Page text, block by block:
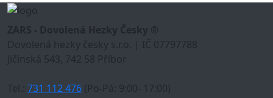
ZARS - Dovolená Hezky Česky ®
Dovolená hezky česky s.r.o. | IČ 07797788
Jičínská 543, 742 58 Příbor
Tel.: 731 112 476 (Po-Pá: 9:00- 17:00)